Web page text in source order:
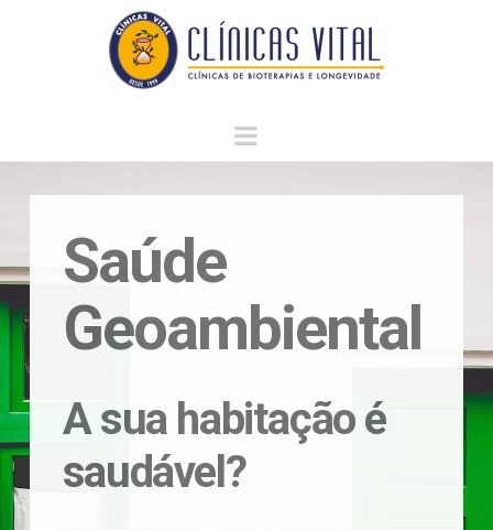
Clínicas
Vital
Navigation
Saúde
Geoambiental
A sua habitação é
saudável?